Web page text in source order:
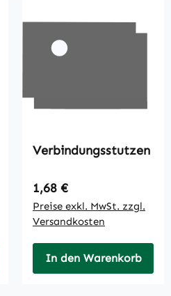
Verbindungsstutzen
Regulärer Preis:
1,68 €
Preise exkl. MwSt. zzgl.
Versandkosten
In den Warenkorb